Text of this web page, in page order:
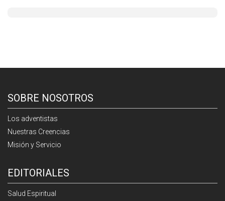
SOBRE NOSOTROS
Los adventistas
Nuestras Creencias
Misión y Servicio
EDITORIALES
Salud Espiritual